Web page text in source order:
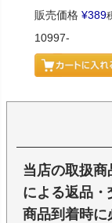
販売価格 ¥389
10997-
当店の取扱
による返品・
商品到着時に